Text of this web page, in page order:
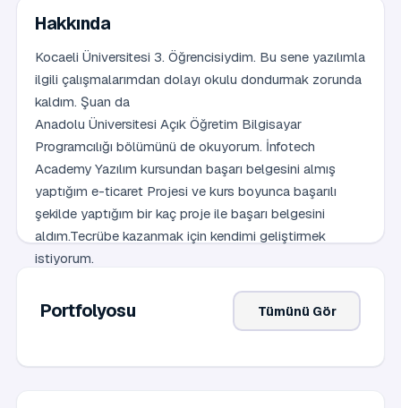
Hakkında
Kocaeli Üniversitesi 3. Öğrencisiydim. Bu sene yazılımla
ilgili çalışmalarımdan dolayı okulu dondurmak zorunda
kaldım. Şuan da
Anadolu Üniversitesi Açık Öğretim Bilgisayar
Programcılığı bölümünü de okuyorum. İnfotech
Academy Yazılım kursundan başarı belgesini almış
yaptığım e-ticaret Projesi ve kurs boyunca başarılı
şekilde yaptığım bir kaç proje ile başarı belgesini
aldım.Tecrübe kazanmak için kendimi geliştirmek
istiyorum.
Portfolyosu Tümünü Gör